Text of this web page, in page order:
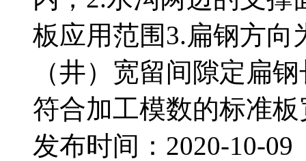
板应用范围3.扁钢方向
（井）宽留间隙定扁
符合加工模数的标准
发布时间：2020-10-